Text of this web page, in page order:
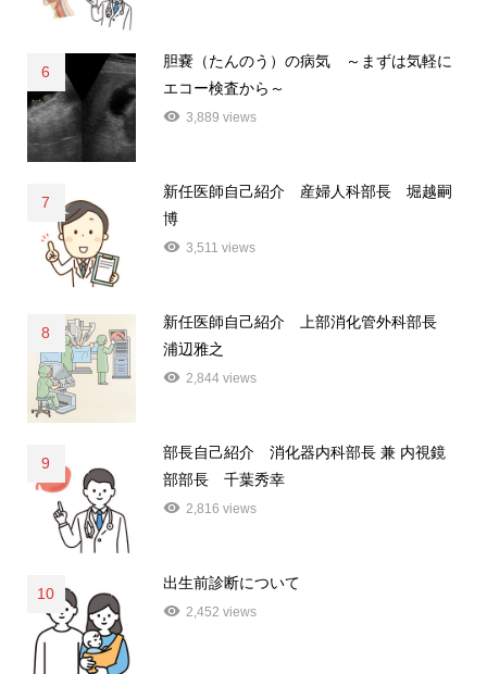
6
胆嚢（たんのう）の病気 ～まずは気軽に
エコー検査から～
3,889 views
7
新任医師自己紹介 産婦人科部長 堀越嗣
博
3,511 views
8
新任医師自己紹介 上部消化管外科部長
浦辺雅之
2,844 views
9
部長自己紹介 消化器内科部長 兼 内視鏡
部部長 千葉秀幸
2,816 views
10
出生前診断について
2,452 views